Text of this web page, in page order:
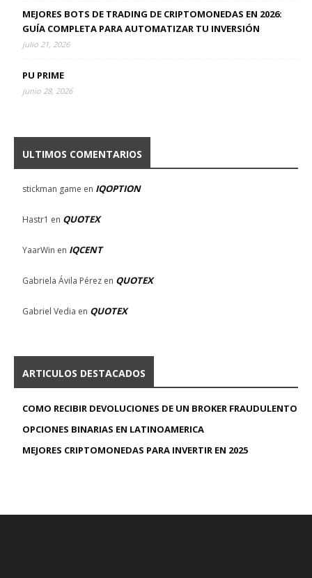
MEJORES BOTS DE TRADING DE CRIPTOMONEDAS EN 2026:
GUÍA COMPLETA PARA AUTOMATIZAR TU INVERSIÓN
julio 21, 2026
PU PRIME
junio 28, 2026
ULTIMOS COMENTARIOS
stickman game en IQOPTION
Hastr1 en QUOTEX
YaarWin en IQCENT
Gabriela Ávila Pérez en QUOTEX
Gabriel Vedia en QUOTEX
ARTICULOS DESTACADOS
COMO RECIBIR DEVOLUCIONES DE UN BROKER FRAUDULENTO
OPCIONES BINARIAS EN LATINOAMERICA
MEJORES CRIPTOMONEDAS PARA INVERTIR EN 2025